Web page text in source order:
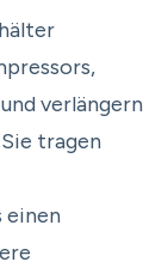
verlängern
tragen
einen